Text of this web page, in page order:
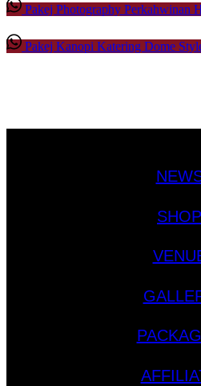
Pakej Photography Perkahwinan
Pakej Kanopi Katering Dome
SHOP